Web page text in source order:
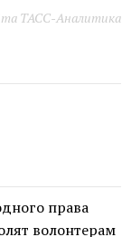
ТАСС-Аналитика
права
волонтерам